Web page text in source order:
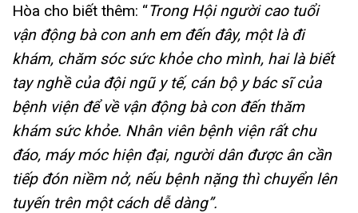
Hòa cho biết thêm: “Trong Hội người cao tuổi
vận động bà con anh em đến đây, một là đi
khám, chăm sóc sức khỏe cho mình, hai là biết
tay nghề của đội ngũ y tế, cán bộ y bác sĩ của
bệnh viện để về vận động bà con đến thăm
khám sức khỏe. Nhân viên bệnh viện rất chu
đáo, máy móc hiện đại, người dân được ân cần
tiếp đón niềm nở, nếu bệnh nặng thì chuyển lên
tuyến trên một cách dễ dàng”.